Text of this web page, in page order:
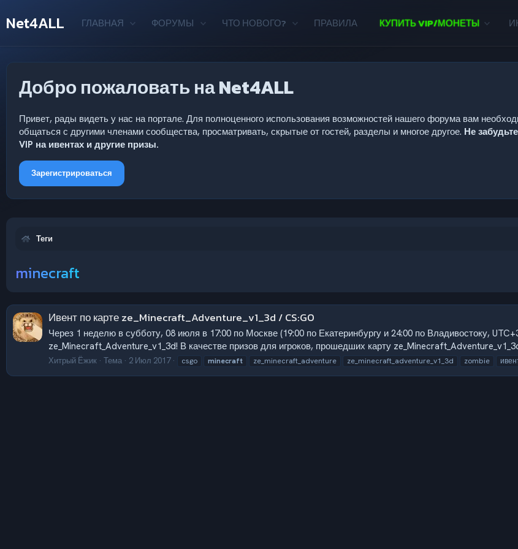
Net4ALL ГЛАВНАЯ ФОРУМЫ ЧТО НОВОГО? ПРАВИЛА КУПИТЬ VIP/МОНЕТЫ
Добро пожаловать на Net4ALL
Привет, рады видеть у нас на портале. Для полноценного использования возможностей нашего форума вам
общаться с другими членами сообщества, просматривать, скрытые от гостей, разделы и многое другое. Не
VIP на ивентах и другие призы.
Зарегистрироваться
Теги
minecraft
Ивент по карте ze_Minecraft_Adventure_v1_3d / CS:GO
Через 1 неделю в субботу, 08 июля в 17:00 по Москве (19:00 по Екатеринбургу и 24:00 по Владивостоку,
ze_Minecraft_Adventure_v1_3d! В качестве призов для игроков, прошедших карту
Хитрый Ёжик Тема 2 Июл 2017 csgo minecraft ze_minecraft_adventure ze_minecraft_adventure_v1_3d zombie